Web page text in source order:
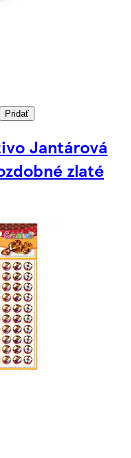
Pridať
Jantárová
zlaté